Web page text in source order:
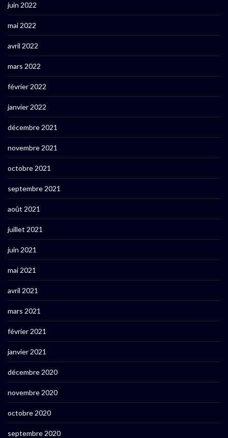
juin 2022
mai 2022
avril 2022
mars 2022
février 2022
janvier 2022
décembre 2021
novembre 2021
octobre 2021
septembre 2021
août 2021
juillet 2021
juin 2021
mai 2021
avril 2021
mars 2021
février 2021
janvier 2021
décembre 2020
novembre 2020
octobre 2020
septembre 2020